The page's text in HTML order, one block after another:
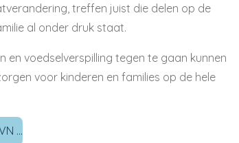
treffen juist die delen op de
al onder druk staat.
voedselverspilling tegen te gaan kunnen
voor kinderen en families op de hele
...